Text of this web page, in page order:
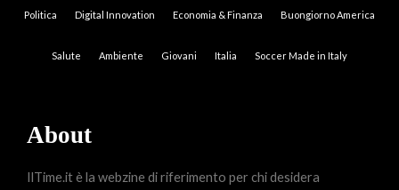
Politica Digital Innovation Economia & Finanza Buongiorno America
Salute Ambiente Giovani Italia Soccer Made in Italy
About
IlTime.it è la webzine di riferimento per chi desidera